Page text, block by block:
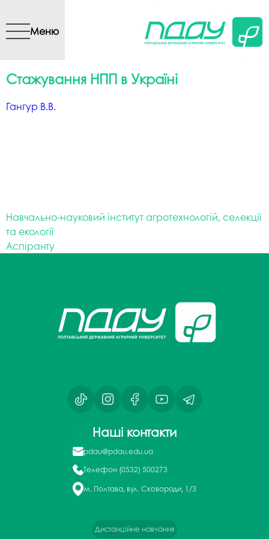
вмісту
Меню
Стажування НПП в Україні
Гангур В.В.
Навчально-науковий інститут агротехнологій, селекції
та екології
Аспіранту
Наші контакти
pdau@pdau.edu.ua
Телефон (0532) 500273
м. Полтава, вул. Сковороди, 1/3
Дистанційне навчання